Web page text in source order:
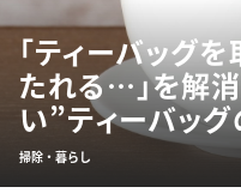
「ティーバッグ
たれる…」を解
い”ティーバッ
掃除・暮らし